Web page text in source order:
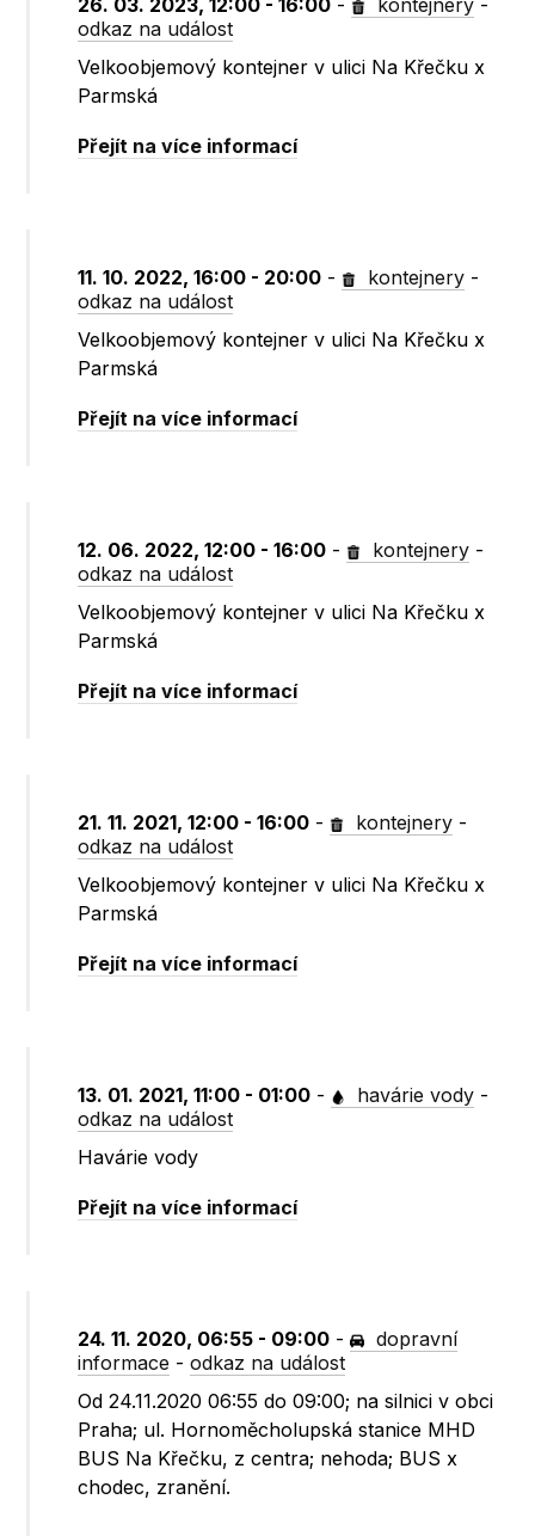
26. 03. 2023, 12:00 - 16:00 - kontejnery -
odkaz na událost
Velkoobjemový kontejner v ulici Na Křečku x
Parmská
Přejít na více informací
11. 10. 2022, 16:00 - 20:00 - kontejnery -
odkaz na událost
Velkoobjemový kontejner v ulici Na Křečku x
Parmská
Přejít na více informací
12. 06. 2022, 12:00 - 16:00 - kontejnery -
odkaz na událost
Velkoobjemový kontejner v ulici Na Křečku x
Parmská
Přejít na více informací
21. 11. 2021, 12:00 - 16:00 - kontejnery -
odkaz na událost
Velkoobjemový kontejner v ulici Na Křečku x
Parmská
Přejít na více informací
13. 01. 2021, 11:00 - 01:00 - havárie vody -
odkaz na událost
Havárie vody
Přejít na více informací
24. 11. 2020, 06:55 - 09:00 -
dopravní
informace -odkaz na událost
Od 24.11.2020 06:55 do 09:00; na silnici v obci
Praha; ul. Hornoměcholupská stanice MHD
BUS Na Křečku, z centra; nehoda; BUS x
chodec, zranění.